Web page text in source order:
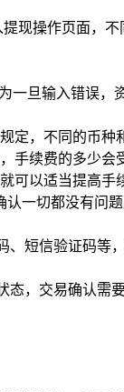
现操作页面，
一旦输入错误
，不同的币种
手续费的多少
可以适当提高手
一切都没有问
短信验证码等
，交易确认需